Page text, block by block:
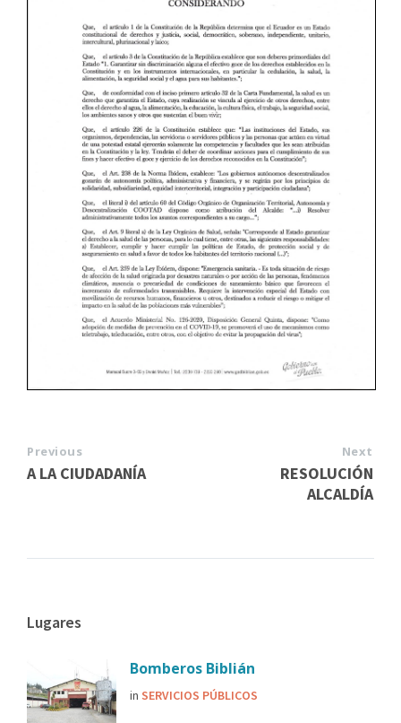
Previous
A LA CIUDADANÍA
Next
RESOLUCIÓN
ALCALDÍA
Lugares
Bomberos Biblián
in SERVICIOS PÚBLICOS